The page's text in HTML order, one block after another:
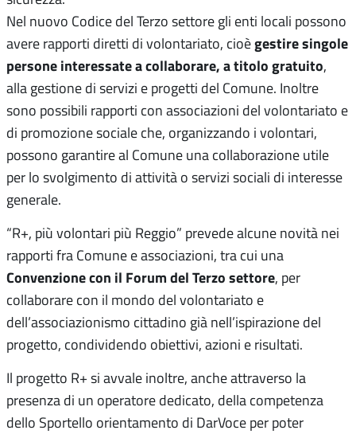
Nel nuovo Codice del Terzo settore gli enti locali possono
avere rapporti diretti di volontariato, cioègestire singole
persone interessate a collaborare, a titolo gratuito,
alla gestione di servizi e progetti del Comune. Inoltre
sono possibili rapporti con associazioni del volontariato e
di promozione sociale che, organizzando i volontari,
possono garantire al Comune una collaborazione utile
per lo svolgimento di attività o servizi sociali di interesse
generale.
“R+, più volontari più Reggio” prevede alcune novità nei
rapporti fra Comune e associazioni, tra cui una
Convenzione con il Forum del Terzo settore, per
collaborare con il mondo del volontariato e
dell’associazionismo cittadino già nell’ispirazione del
progetto, condividendo obiettivi, azioni e risultati.
Il progetto R+ si avvale inoltre, anche attraverso la
presenza di un operatore dedicato, della competenza
dello Sportello orientamento di DarVoce per poter